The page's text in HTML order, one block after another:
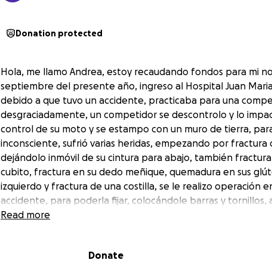
Donation protected
Hola, me llamo Andrea, estoy recaudando fondos para mi
septiembre del presente año, ingreso al Hospital Juan Maria
debido a que tuvo un accidente, practicaba para una
desgraciadamente, un competidor se descontrolo y lo
control de su moto y se estampo con un muro de tierra,
inconsciente, sufrió varias heridas, empezando por
dejándolo inmóvil de su cintura para abajo, también
cubito, fractura en su dedo meñique, quemadura en sus
izquierdo y fractura de una costilla, se le realizo operación
accidente, para poderla fijar, colocándole barras y
su medula había sufrido daños, por ende la perdida de
de su operación lo dieron de alta, a la semana tenía una
Read more
Donate